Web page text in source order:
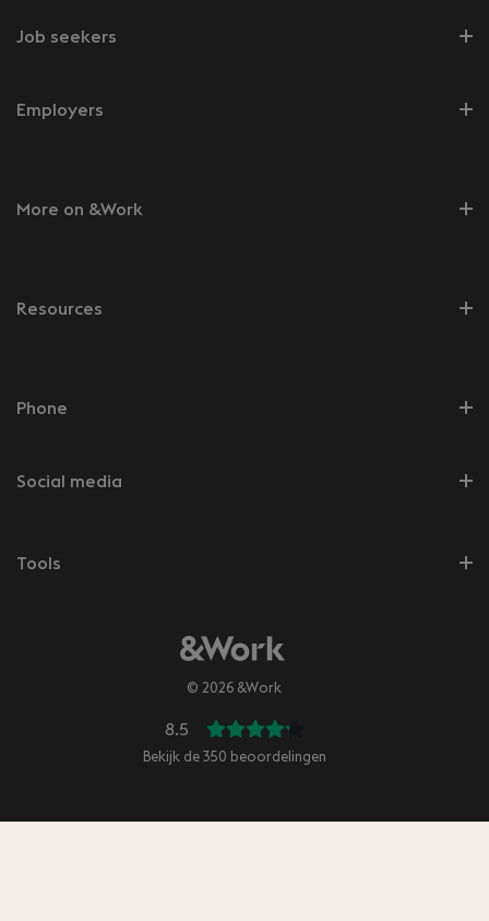
Job seekers
Employers
More on &Work
Resources
Phone
Social media
Tools
© 2026 &Work
8.5
Bekijk de 350 beoordelingen